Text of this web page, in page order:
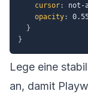
cursor: not-
opacity:
}
}
Lege eine
an, damit